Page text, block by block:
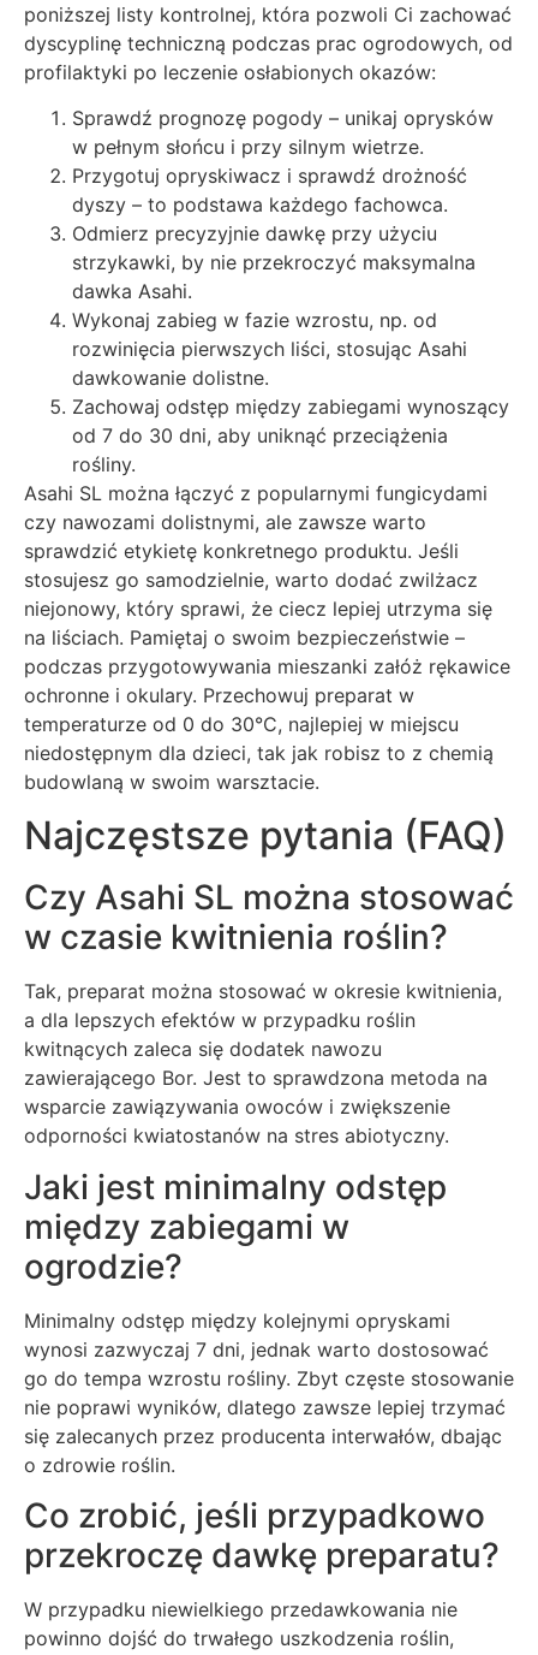
poniższej listy kontrolnej, która pozwoli Ci zachować
dyscyplinę techniczną podczas prac ogrodowych, od
profilaktyki po leczenie osłabionych okazów:
Sprawdź prognozę pogody – unikaj oprysków
w pełnym słońcu i przy silnym wietrze.
Przygotuj opryskiwacz i sprawdź drożność
dyszy – to podstawa każdego fachowca.
Odmierz precyzyjnie dawkę przy użyciu
strzykawki, by nie przekroczyć maksymalna
dawka Asahi.
Wykonaj zabieg w fazie wzrostu, np. od
rozwinięcia pierwszych liści, stosując Asahi
dawkowanie dolistne.
Zachowaj odstęp między zabiegami wynoszący
od 7 do 30 dni, aby uniknąć przeciążenia
rośliny.
Asahi SL można łączyć z popularnymi fungicydami
czy nawozami dolistnymi, ale zawsze warto
sprawdzić etykietę konkretnego produktu. Jeśli
stosujesz go samodzielnie, warto dodać zwilżacz
niejonowy, który sprawi, że ciecz lepiej utrzyma się
na liściach. Pamiętaj o swoim bezpieczeństwie –
podczas przygotowywania mieszanki załóż rękawice
ochronne i okulary. Przechowuj preparat w
temperaturze od 0 do 30°C, najlepiej w miejscu
niedostępnym dla dzieci, tak jak robisz to z chemią
budowlaną w swoim warsztacie.
Najczęstsze pytania (FAQ)
Czy Asahi SL można stosować
w czasie kwitnienia roślin?
Tak, preparat można stosować w okresie kwitnienia,
a dla lepszych efektów w przypadku roślin
kwitnących zaleca się dodatek nawozu
zawierającego Bor. Jest to sprawdzona metoda na
wsparcie zawiązywania owoców i zwiększenie
odporności kwiatostanów na stres abiotyczny.
Jaki jest minimalny odstęp
między zabiegami w
ogrodzie?
Minimalny odstęp między kolejnymi opryskami
wynosi zazwyczaj 7 dni, jednak warto dostosować
go do tempa wzrostu rośliny. Zbyt częste stosowanie
nie poprawi wyników, dlatego zawsze lepiej trzymać
się zalecanych przez producenta interwałów, dbając
o zdrowie roślin.
Co zrobić, jeśli przypadkowo
przekroczę dawkę preparatu?
W przypadku niewielkiego przedawkowania nie
powinno dojść do trwałego uszkodzenia roślin,